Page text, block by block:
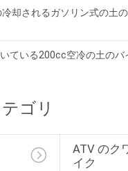
却されるガソリン式の土
ている200cc空冷の土のバ
ゴリ
ATV のク
イク